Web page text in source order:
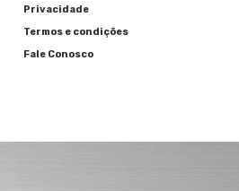
Privacidade
Termos e condições
Fale Conosco